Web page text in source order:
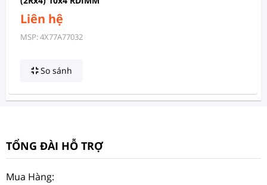
Liên hệ
MSP: 4X77A77032
So sánh
TỔNG ĐÀI HỖ TRỢ
Mua Hàng: